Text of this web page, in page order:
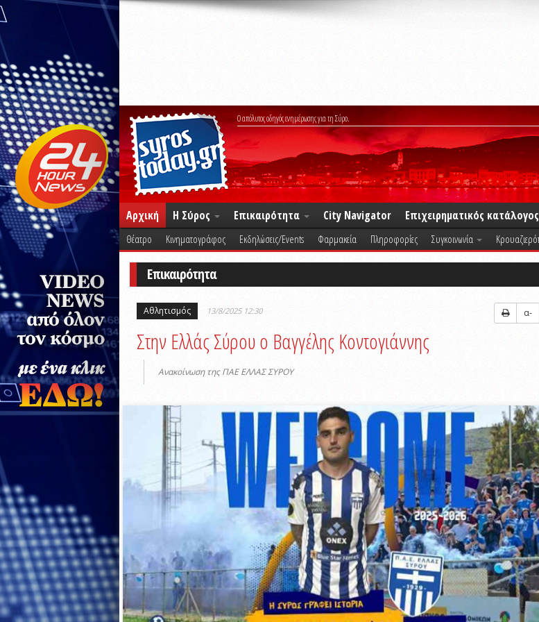
Ο απόλυτος οδηγός ενημέρωσης για τη Σύρο.
Αρχική Η Σύρος Επικαιρότητα City Navigator Επιχειρηματικός κατάλογος
Θέατρο Κινηματογράφος Εκδηλώσεις/Events Φαρμακεία Πληροφορίες Συγκοινωνία
Επικαιρότητα
Αθλητισμός 13/8/2025 12:30 α-
Στην Ελλάς Σύρου ο Βαγγέλης Κοντογιάννης
Ανακοίνωση της ΠΑΕ ΕΛΛΑΣ ΣΥΡΟΥ